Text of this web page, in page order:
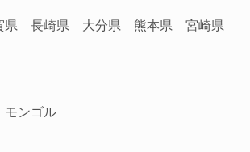
長崎県 大分県 熊本県 宮崎県
ンゴル